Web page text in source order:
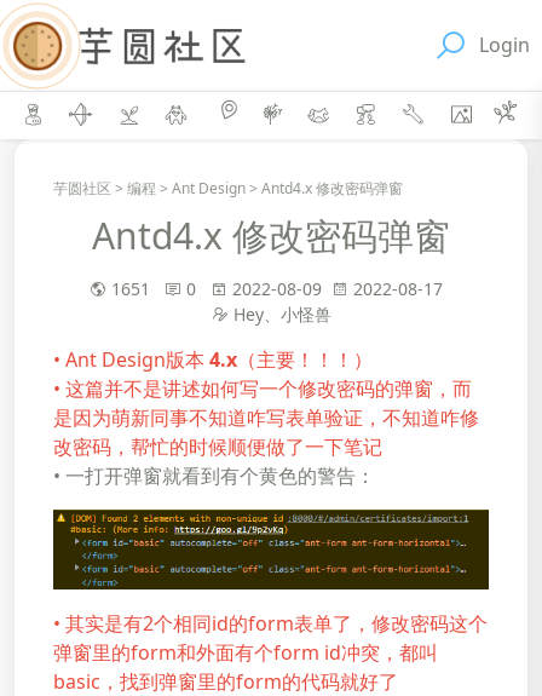
Login
芋圆社区 > 编程 > Ant Design> Antd4.x 修改密码弹窗
Antd4.x 修改密码弹窗
1651 0 2022-08-09
2022-08-17
Hey、小怪兽
• Ant Design版本 4.x （主要！！！）
• 这篇并不是讲述如何写一个修改密码的弹窗，而
是因为萌新同事不知道咋写表单验证，不知道咋修
改密码，帮忙的时候顺便做了一下笔记
• 一打开弹窗就看到有个黄色的警告：
• 其实是有2个相同id的form表单了，修改密码这个
弹窗里的form和外面有个form id冲突，都叫
basic，找到弹窗里的form的代码就好了